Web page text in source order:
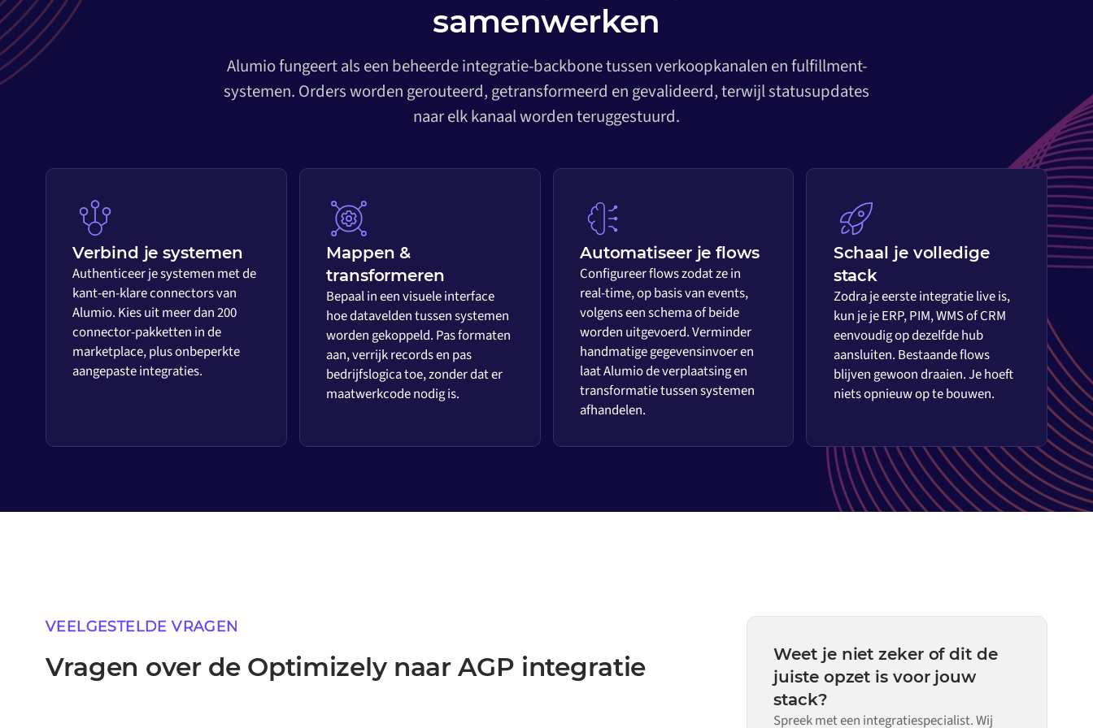
samenwerken
Alumio fungeert als een beheerde integratie-backbone tussen verkoopkanalen en fulfillment-
systemen. Orders worden gerouteerd, getransformeerd en gevalideerd, terwijl statusupdates
naar elk kanaal worden teruggestuurd.
Verbind je systemen
Authenticeer je systemen met de
kant-en-klare connectors van
Alumio. Kies uit meer dan 200
connector-pakketten in de
marketplace, plus onbeperkte
aangepaste integraties.
Mappen &
transformeren
Bepaal in een visuele interface
hoe datavelden tussen systemen
worden gekoppeld. Pas formaten
aan, verrijk records en pas
bedrijfslogica toe, zonder dat er
maatwerkcode nodig is.
Automatiseer je flows
Configureer flows zodat ze in
real-time, op basis van events,
volgens een schema of beide
worden uitgevoerd. Verminder
handmatige gegevensinvoer en
laat Alumio de verplaatsing en
transformatie tussen systemen
afhandelen.
Schaal je volledige
stack
Zodra je eerste integratie live is,
kun je je ERP, PIM, WMS of CRM
eenvoudig op dezelfde hub
aansluiten. Bestaande flows
blijven gewoon draaien. Je hoeft
niets opnieuw op te bouwen.
VEELGESTELDE VRAGEN
Vragen over de Optimizely naar AGP integratie
Weet je niet zeker of dit de
juiste opzet is voor jouw
stack?
Spreek met een integratiespecialist. Wij